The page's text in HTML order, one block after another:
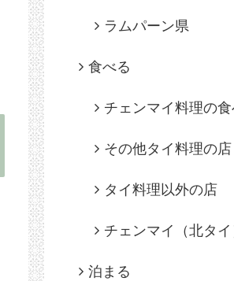
ラムパーン県
食べる
チェンマイ料理の
その他タイ料理の店
タイ料理以外の店
チェンマイ（北タ
泊まる